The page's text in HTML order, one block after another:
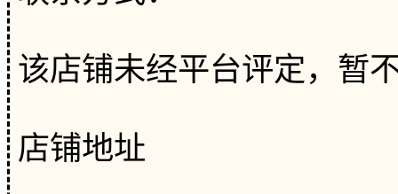
该店铺未经平台评定，暂
店铺地址